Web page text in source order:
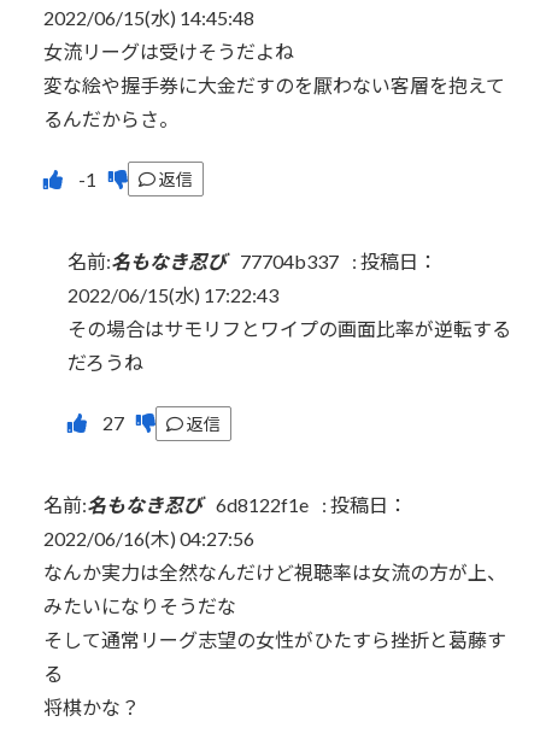
2022/06/15(水) 14:45:48
女流リーグは受けそうだよね
変な絵や握手券に大金だすのを厭わない客層を抱えて
るんだからさ。
返信
名前:名もなき忍び 77704b337 : 投稿日：
2022/06/15(水) 17:22:43
その場合はサモリフとワイプの画面比率が逆転する
だろうね
返信
名前:名もなき忍び 6d8122f1e : 投稿日：
2022/06/16(木) 04:27:56
なんか実力は全然なんだけど視聴率は女流の方が上、
みたいになりそうだな
そして通常リーグ志望の女性がひたすら挫折と葛藤す
る
将棋かな？